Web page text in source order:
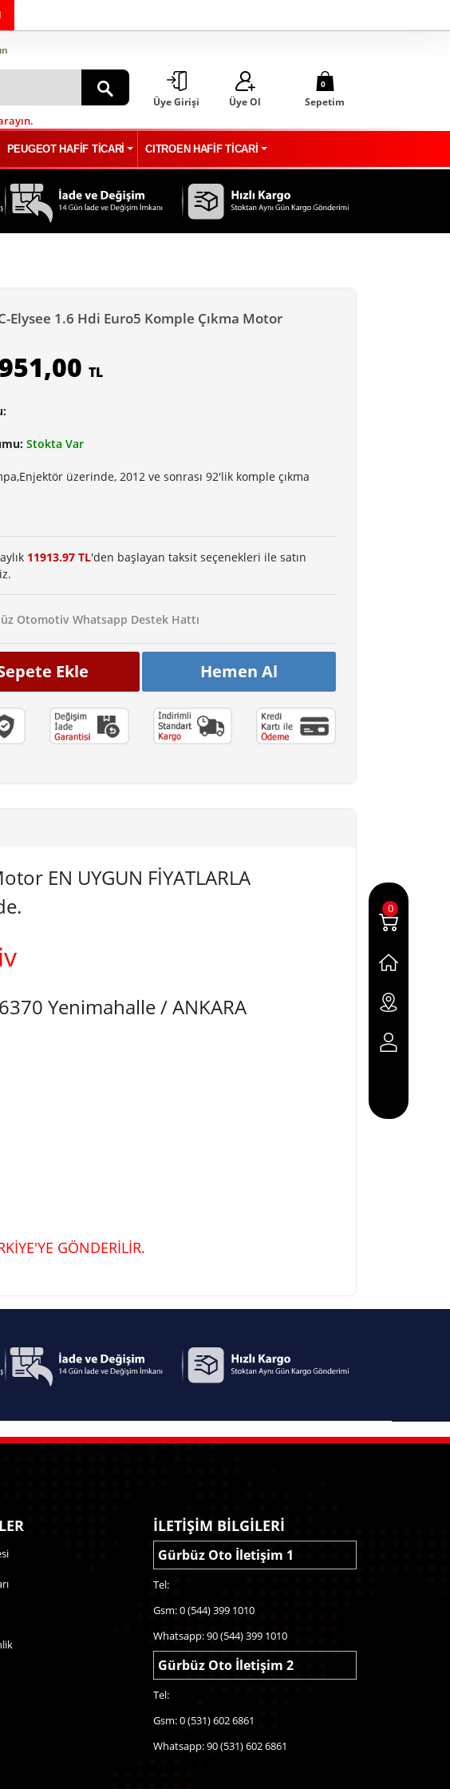
Üye Girişi Üye Ol
0
Sepetim
PEUGEOT HAFİF TİCARİ CITROEN HAFİF TİCARİ
Elysee 1.6 Hdi Euro5 Komple Çıkma Motor
TL
Stokta Var
üzerinde, 2012 ve sonrası 92'lik komple çıkma
11913.97 TL'den başlayan taksit seçenekleri ile satın
Otomotiv Whatsapp Destek Hattı
Ekle Hemen Al
EN UYGUN FİYATLARLA
Yenimahalle / ANKARA
GÖNDERİLİR.
0
İLETİŞİM BİLGİLERİ
Gürbüz Oto İletişim 1
Tel:
Gsm: 0 (544) 399 1010
Whatsapp: 90 (544) 399 1010
Gürbüz Oto İletişim 2
Tel:
Gsm: 0 (531) 602 6861
Whatsapp: 90 (531) 602 6861